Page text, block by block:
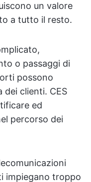
un valore
a tutto il resto.
o passaggi di
possono
dei clienti. CES
ed
percorso dei
impiegano troppo